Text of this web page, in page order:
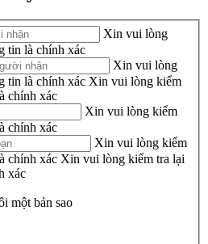
Xin vui lòng
thông tin là chính xác
Xin vui lòng
thông tin là chính xác Xin vui lòng kiểm
là chính xác
Xin vui lòng kiểm
là chính xác
Xin vui lòng kiểm
là chính xác Xin vui lòng kiểm tra lại
xác
Xin vui lòng gửi cho tôi một bản sao